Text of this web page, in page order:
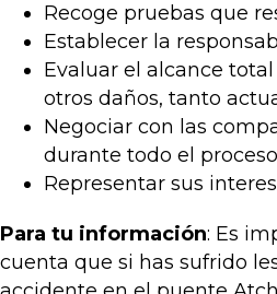
Recoge pruebas que
Establecer la
Evaluar el alcance
otros daños, tanto
Negociar con las
durante todo el
Representar sus
Para tu información: Es
cuenta que si has sufrido